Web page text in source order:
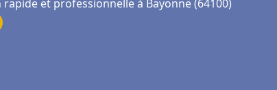
et professionnelle à Bayonne (64100)